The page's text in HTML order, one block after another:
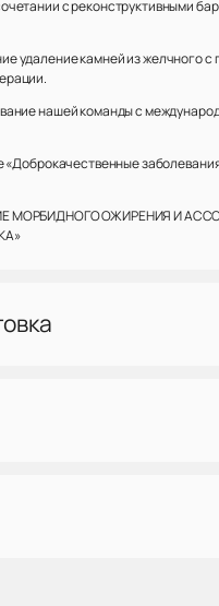
с реконструктивными
удаление камней из желчного
нашей команды с
МОРБИДНОГО ОЖИРЕНИЯ